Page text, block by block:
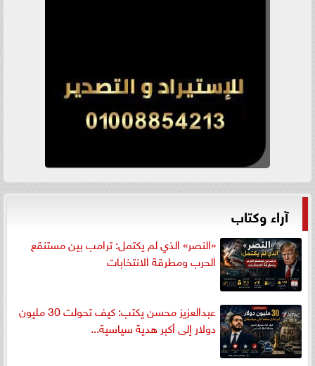
آراء وكتاب
«النصر» الذي لم يكتمل: ترامب بين مستنقع
الحرب ومطرقة الانتخابات
عبدالعزيز محسن يكتب: كيف تحولت 30 مليون
دولار إلى أكبر هدية سياسية...